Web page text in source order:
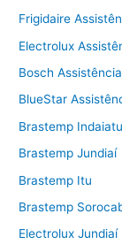
Frigidaire
Electrolux
Bosch
BlueStar
Brastemp
Brastemp Jundiaí
Brastemp Itu
Brastemp
Electrolux Jundiaí